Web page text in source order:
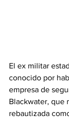
El ex militar
conocido por
empresa de
Blackwater, que
rebautizada